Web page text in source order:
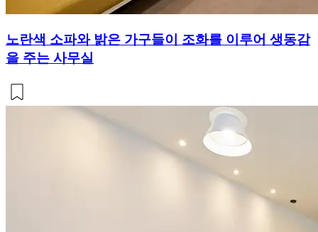
노란색 소파와 밝은 가구들이 조화를 이루어 생동감
을 주는 사무실